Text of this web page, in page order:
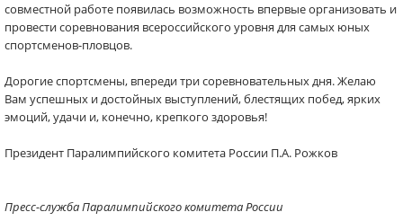
совместной работе появилась возможность впервые организовать и
провести соревнования всероссийского уровня для самых юных
спортсменов-пловцов.
Дорогие спортсмены, впереди три соревновательных дня. Желаю
Вам успешных и достойных выступлений, блестящих побед, ярких
эмоций, удачи и, конечно, крепкого здоровья!
Президент Паралимпийского комитета России П.А. Рожков
Пресс-служба Паралимпийского комитета России